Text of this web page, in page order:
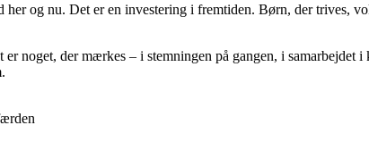
og nu. Det er en investering i fremtiden. Børn, der trives,
noget, der mærkes – i stemningen på gangen, i